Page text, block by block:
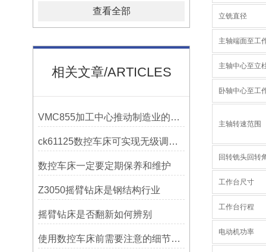
查看全部
相关文章/ARTICLES
VMC855加工中心推动制造业的发展
ck61125数控车床可实现无级调速控制
数控车床一定要定期保养和维护
Z3050摇臂钻床是钢结构行业
摇臂钻床是否翻新如何辨别
使用数控车床前需要注意的细节有哪些呢？
立铣直径
主轴端面至工
主轴中心至立
卧轴中心至工
主轴转速范围
回转铣头回转
工作台尺寸
工作台行程
电动机功率